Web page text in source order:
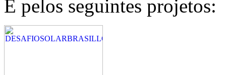
E pelos seguintes projetos: